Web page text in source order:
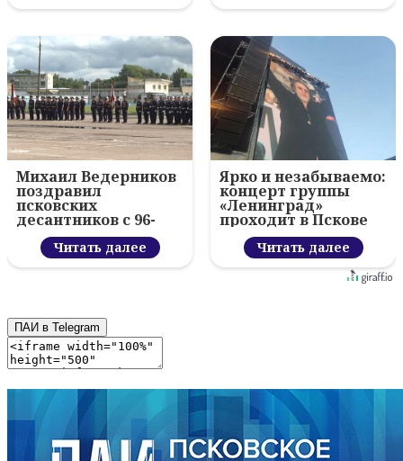
Михаил Ведерников
поздравил
псковских
десантников с 96-
летием ВДВ и
вручил награды
Читать далее
Ярко и незабываемо:
концерт группы
«Ленинград»
проходит в Пскове
Читать далее
ПАИ в Telegram